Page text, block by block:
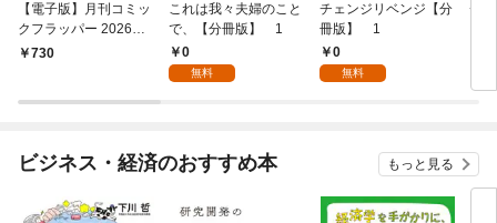
【電子版】月刊コミッ
クフラッパー 2026年9
月号
￥730
これは我々夫婦のこと
で、【分冊版】 1
0
無料
チェンジリベンジ【分
冊版】 1
0
無料
チ
ビジネス・経済のおすすめ本 もっと見る